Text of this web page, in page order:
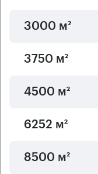
3000 м²
3750 м²
4500 м²
6252 м²
8500 м²